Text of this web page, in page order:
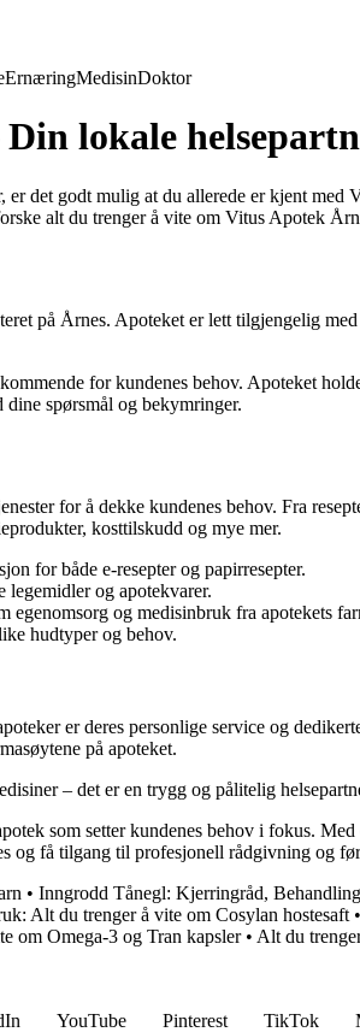
ErnæringMedisinDoktor
lokale
det godt mulig at du allerede er kjent med
alt du trenger å vite om Vitus Apotek
på Årnes. Apoteket er lett tilgjengelig
for kundenes behov. Apoteket
spørsmål og bekymringer.
for å dekke kundenes behov. Fra
kosttilskudd og mye mer.
for både e-resepter og papirresepter.
legemidler og apotekvarer.
og medisinbruk fra apotekets
hudtyper og behov.
er deres personlige service og
på apoteket.
– det er en trygg og pålitelig
som setter kundenes behov i fokus.
og få tilgang til profesjonell rådgivning og
• Inngrodd Tånegl: Kjerringråd,
Alt du trenger å vite om Cosylan hostesaft •
om Omega-3 og Tran kapsler• Alt du
YouTube Pinterest TikTok